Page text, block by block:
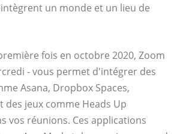
un monde et un lieu de
fois en octobre 2020, Zoom
- vous permet d'intégrer des
Asana, Dropbox Spaces,
des jeux comme Heads Up
vos réunions. Ces applications